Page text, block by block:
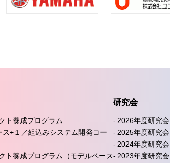
ト養成プログラム
+１／組込みシステム開発コー
ト養成プログラム（モデルベース
研究会
2026年度研究会
2025年度研究会
2024年度研究会
2023年度研究会